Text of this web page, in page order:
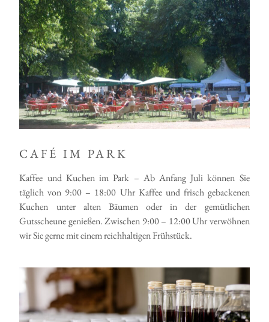
CAFÉ IM PARK
Kaffee und Kuchen im Park – Ab Anfang Juli können Sie
täglich von 9:00 – 18:00 Uhr Kaffee und frisch gebackenen
Kuchen unter alten Bäumen oder in der gemütlichen
Gutsscheune genießen. Zwischen 9:00 – 12:00 Uhr verwöhnen
wir Sie gerne mit einem reichhaltigen Frühstück.